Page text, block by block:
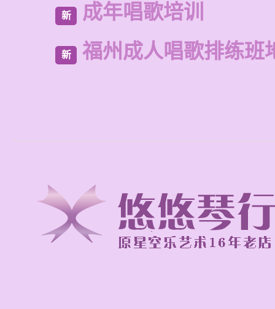
新 成年唱歌培训
新 福州成人唱歌排练班